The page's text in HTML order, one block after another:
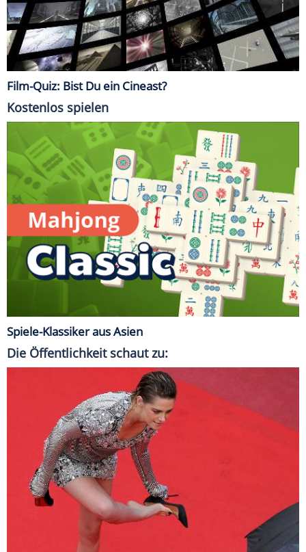
Film-Quiz: Bist Du ein Cineast?
Kostenlos spielen
Spiele-Klassiker aus Asien
Die Öffentlichkeit schaut zu: